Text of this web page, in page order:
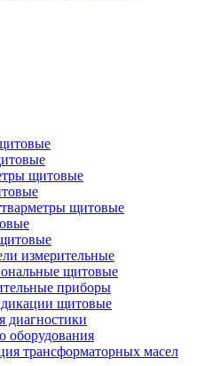
щитовые
щитовые
измерительные
щитовые
приборы
щитовые
диагностики
оборудования
трансформаторных масел